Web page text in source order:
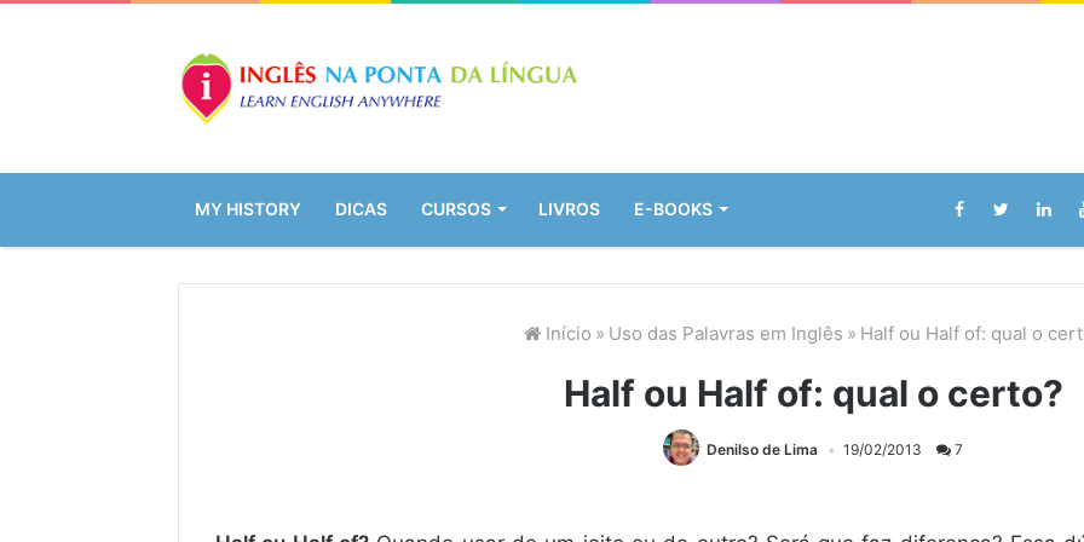
MY HISTORY DICAS CURSOS LIVROS E-BOOKS
Início » Uso das Palavras em Inglês » Half ou Half of: qual o
Half ou Half of: qual o certo?
Denilso de Lima 19/02/2013 7